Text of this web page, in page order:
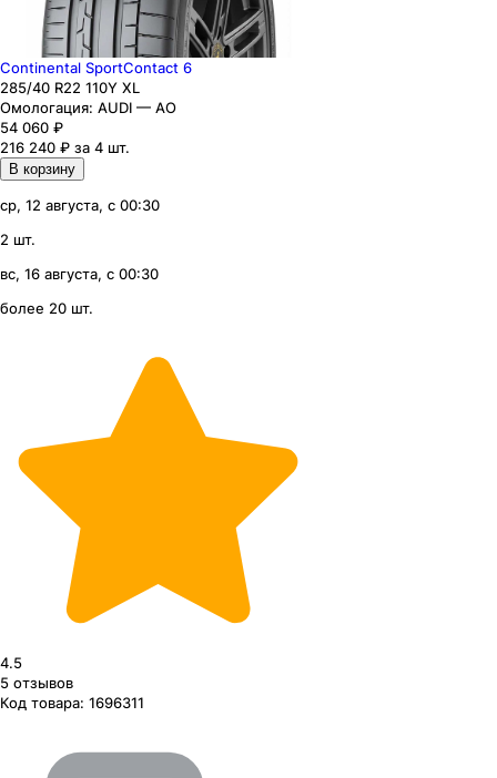
Continental SportContact 6
285/40 R22 110Y XL
Омологация: AUDI — AO
54 060 ₽
216 240 ₽ за 4 шт.
В корзину
ср, 12 августа, с 00:30
2 шт.
вс, 16 августа, с 00:30
более 20 шт.
4.5
5 отзывов
Код товара: 1696311